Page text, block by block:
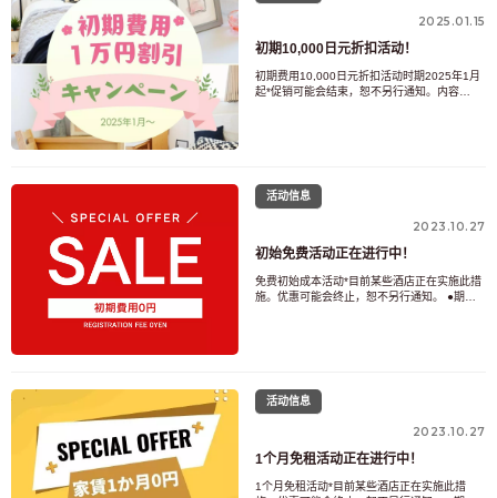
2025.01.15
初期10,000日元折扣活动！
初期费用10,000日元折扣活动时期2025年1月
起*促销可能会结束，恕不另行通知。内容
活动信息
2023.10.27
初始免费活动正在进行中！
免费初始成本活动*目前某些酒店正在实施此措
施。优惠可能会终止，恕不另行通知。 ●期
活动信息
2023.10.27
1个月免租活动正在进行中！
1个月免租活动*目前某些酒店正在实施此措